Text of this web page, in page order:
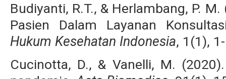
Budiyanti, R.T., & Herlambang, P.
Pasien Dalam Layanan
Hukum Kesehatan Indonesia, 1(1),
Cucinotta, D., & Vanelli, M.